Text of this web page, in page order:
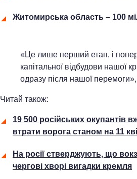
Житомирська область – 100
«Це лише перший етап, і
капітальної відбудови нашої
одразу після нашої
Читай також:
19 500 російських окупантів
втрати ворога станом на 11
На росії стверджують, що
чергові хворі вигадки кремля